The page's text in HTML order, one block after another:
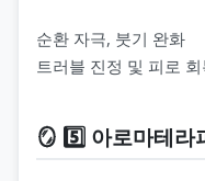
순환 자극, 붓기 완화
트러블 진정 및 피로 회
🪞 5️⃣ 아로마테